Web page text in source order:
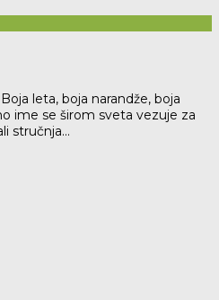
leta, boja narandže, boja
ime se širom sveta vezuje za
stručnja...